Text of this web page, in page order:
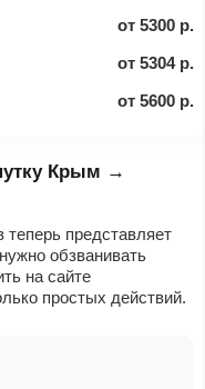
от 5300 р.
от 5304 р.
от 5600 р.
теперь представляет
обзванивать
на сайте
простых действий.